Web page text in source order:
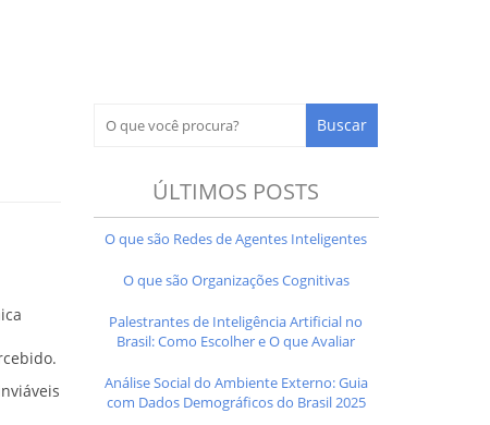
ÚLTIMOS POSTS
O que são Redes de Agentes Inteligentes
O que são Organizações Cognitivas
Palestrantes de Inteligência Artificial no
Brasil: Como Escolher e O que Avaliar
Análise Social do Ambiente Externo: Guia
com Dados Demográficos do Brasil 2025